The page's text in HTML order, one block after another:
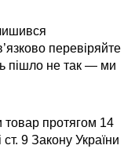
перевіряйте
пішло не так — ми
товар протягом 14
9 Закону України